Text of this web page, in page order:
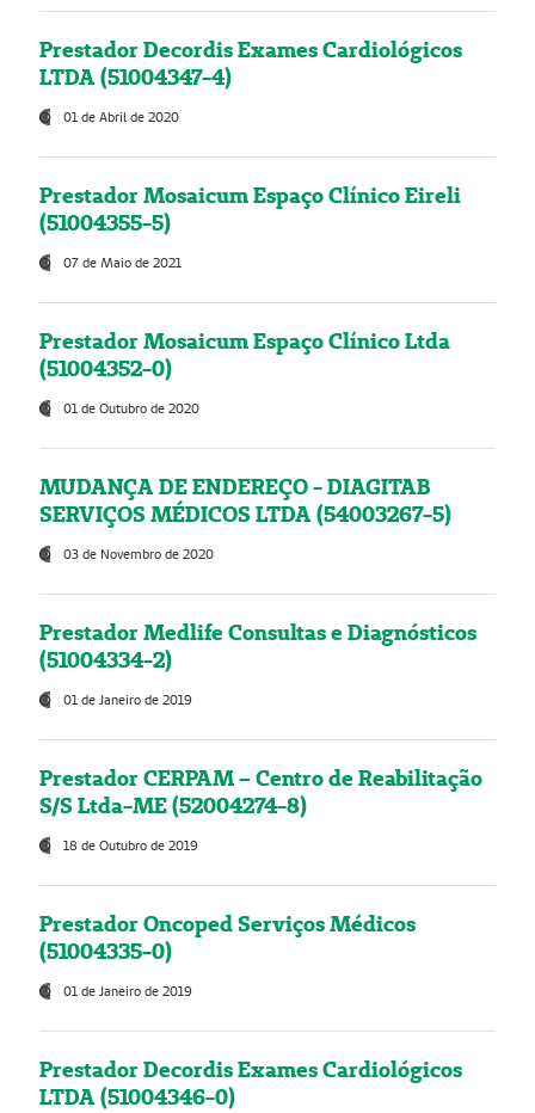
Prestador Decordis Exames Cardiológicos
LTDA (51004347-4)
01 de Abril de 2020
Prestador Mosaicum Espaço Clínico Eireli
(51004355-5)
07 de Maio de 2021
Prestador Mosaicum Espaço Clínico Ltda
(51004352-0)
01 de Outubro de 2020
MUDANÇA DE ENDEREÇO - DIAGITAB
SERVIÇOS MÉDICOS LTDA (54003267-5)
03 de Novembro de 2020
Prestador Medlife Consultas e Diagnósticos
(51004334-2)
01 de Janeiro de 2019
Prestador CERPAM – Centro de Reabilitação
S/S Ltda-ME (52004274-8)
18 de Outubro de 2019
Prestador Oncoped Serviços Médicos
(51004335-0)
01 de Janeiro de 2019
Prestador Decordis Exames Cardiológicos
LTDA (51004346-0)